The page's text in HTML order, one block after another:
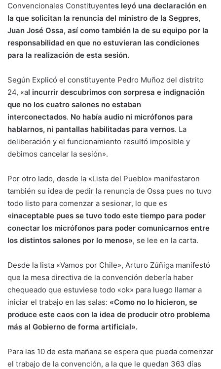
Convencionales Constituyentes leyó una declaración en
la que solicitan la renuncia del ministro de la Segpres,
Juan José Ossa, así como también la de su equipo por la
responsabilidad en que no estuvieran las condiciones
para la realización de esta sesión.
Según Explicó el constituyente Pedro Muñoz del distrito
24, «al incurrir descubrimos con sorpresa e indignación
que no los cuatro salones no estaban
interconectados. No había audio ni micrófonos para
hablarnos, ni pantallas habilitadas para vernos. La
deliberación y el funcionamiento resultó imposible y
debimos cancelar la sesión».
Por otro lado, desde la «Lista del Pueblo» manifestaron
también su idea de pedir la renuncia de Ossa pues no tuvo
todo listo para comenzar a sesionar, lo que es
«inaceptable pues se tuvo todo este tiempo para poder
conectar los micrófonos para poder comunicarnos entre
los distintos salones por lo menos», se lee en la carta.
Desde la lista «Vamos por Chile», Arturo Zúñiga manifestó
que la mesa directiva de la convención debería haber
chequeado que estuviese todo «ok» para luego llamar a
iniciar el trabajo en las salas: «Como no lo hicieron, se
produce este caos con la idea de producir otro problema
más al Gobierno de forma artificial».
Para las 10 de esta mañana se espera que pueda comenzar
el trabajo de la convención, a la que le quedan 363 días